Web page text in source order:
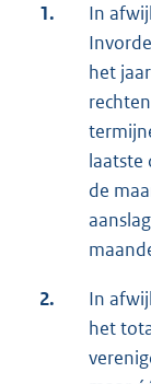
1.
In
het
laatste
de
2.
In
het